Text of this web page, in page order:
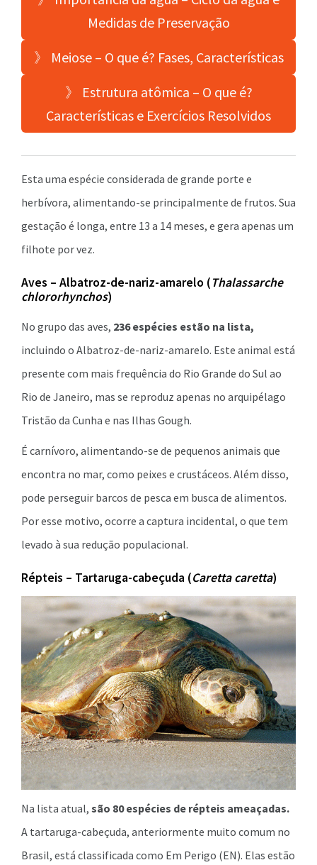
Medidas de Preservação
》 Meiose – O que é? Fases, Características
》 Estrutura atômica – O que é?
Características e Exercícios Resolvidos
Esta uma espécie considerada de grande porte e
herbívora, alimentando-se principalmente de frutos. Sua
gestação é longa, entre 13 a 14 meses, e gera apenas um
filhote por vez.
Aves – Albatroz-de-nariz-amarelo (Thalassarche
chlororhynchos)
No grupo das aves, 236 espécies estão na lista,
incluindo o Albatroz-de-nariz-amarelo. Este animal está
presente com mais frequência do Rio Grande do Sul ao
Rio de Janeiro, mas se reproduz apenas no arquipélago
Tristão da Cunha e nas Ilhas Gough.
É carnívoro, alimentando-se de pequenos animais que
encontra no mar, como peixes e crustáceos. Além disso,
pode perseguir barcos de pesca em busca de alimentos.
Por esse motivo, ocorre a captura incidental, o que tem
levado à sua redução populacional.
Répteis – Tartaruga-cabeçuda (Caretta caretta)
Na lista atual, são 80 espécies de répteis ameaçadas.
A tartaruga-cabeçuda, anteriormente muito comum no
Brasil, está classificada como Em Perigo (EN). Elas estão